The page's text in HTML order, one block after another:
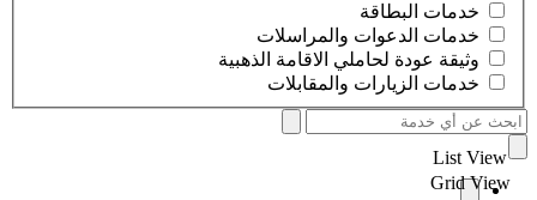
خدمات البطاقة
خدمات الدعوات والمراسلات
وثيقة عودة لحاملي الاقامة الذهبية
خدمات الزيارات والمقابلات
Grid View
List View